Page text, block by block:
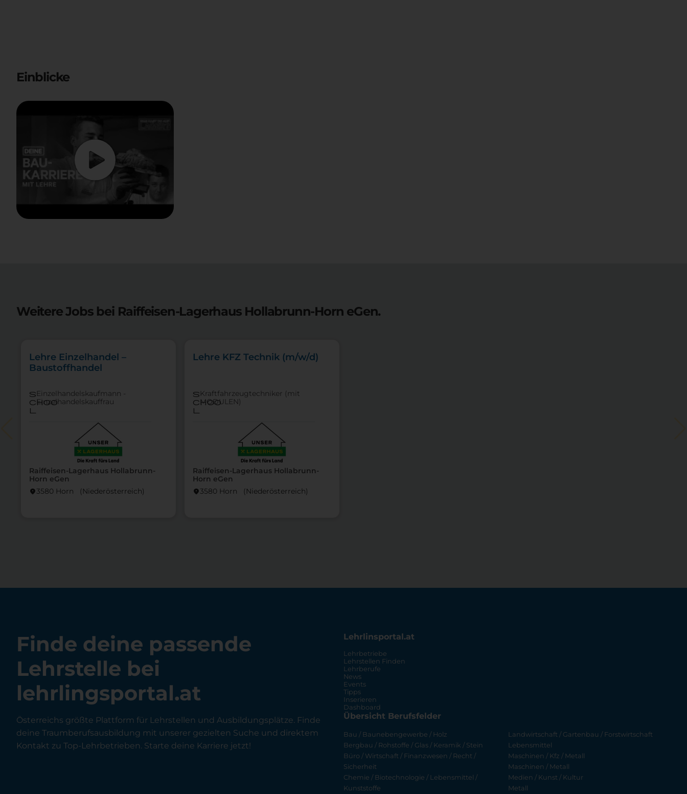
Einblicke
Weitere Jobs bei Raiffeisen-Lagerhaus Hollabrunn-Horn eGen.
Raiffeisen-Lagerhaus Hollabrunn-
Horn eGen
location_on3580 Horn (Nieder­österreich)
Lehre Einzelhandel –
Baustoffhandel
s
choo
l
Einzelhandelskaufmann -
Einzelhandelskauffrau
Raiffeisen-Lagerhaus Hollabrunn-
Horn eGen
location_on3580 Horn (Nieder­österreich)
Lehre KFZ Technik (m/w/d)
s
choo
l
Kraftfahrzeugtechniker (mit
MODULEN)
Finde deine passende
Lehrstelle bei
lehrlingsportal.at
Österreichs größte Plattform für Lehrstellen und Ausbildungsplätze. Finde
deine Traumberufsausbildung mit unserer gezielten Suche und direktem
Kontakt zu Top-Lehrbetrieben. Starte deine Karriere jetzt!
Lehrlinsportal.at
Lehrbetriebe
Lehrstellen Finden
Lehrberufe
News
Events
Tipps
Inserieren
Dashboard
Übersicht Berufsfelder
Bau / Baunebengewerbe / Holz
Bergbau / Rohstoffe / Glas / Keramik / Stein
Büro / Wirtschaft / Finanzwesen / Recht /
Sicherheit
Chemie / Biotechnologie / Lebensmittel /
Kunststoffe
Landwirtschaft / Gartenbau / Forstwirtschaft
Lebensmittel
Maschinen / Kfz / Metall
Maschinen / Metall
Medien / Kunst / Kultur
Metall